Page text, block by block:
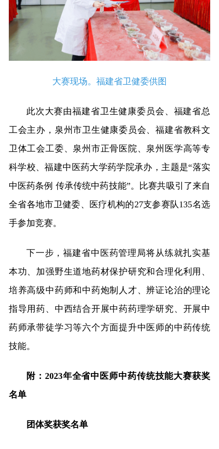
大赛现场。福建省卫健委供图
此次大赛由福建省卫生健康委员会、福建省总
工会主办，泉州市卫生健康委员会、福建省教科文
卫体工会工委、泉州市正骨医院、泉州医学高等专
科学校、福建中医药大学药学院承办，主题是“落实
中医药条例 传承传统中药技能”。比赛共吸引了来自
全省各地市卫健委、医疗机构的27支参赛队135名选
手参加竞赛。
下一步，福建省中医药管理局将从练就扎实基
本功、加强野生道地药材保护研究和合理化利用、
培养高级中药师和中药炮制人才、辨证论治的理论
指导用药、中西结合开展中药药理学研究、开展中
药师承带徒学习等六个方面提升中医师的中药传统
技能。
附：2023年全省中医师中药传统技能大赛获奖
名单
团体奖获奖名单